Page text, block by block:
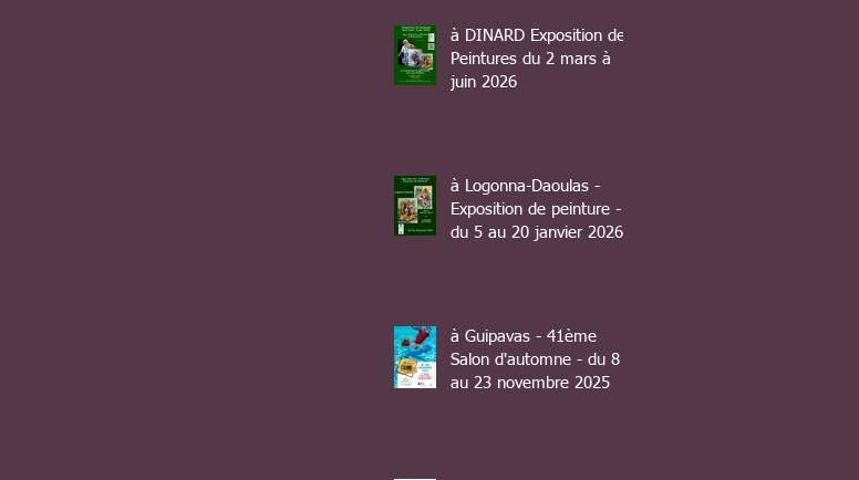
à DINARD Exposition de
Peintures du 2 mars à
juin 2026
à Logonna-Daoulas -
Exposition de peinture -
du 5 au 20 janvier 2026
à Guipavas - 41ème
Salon d'automne - du 8
au 23 novembre 2025